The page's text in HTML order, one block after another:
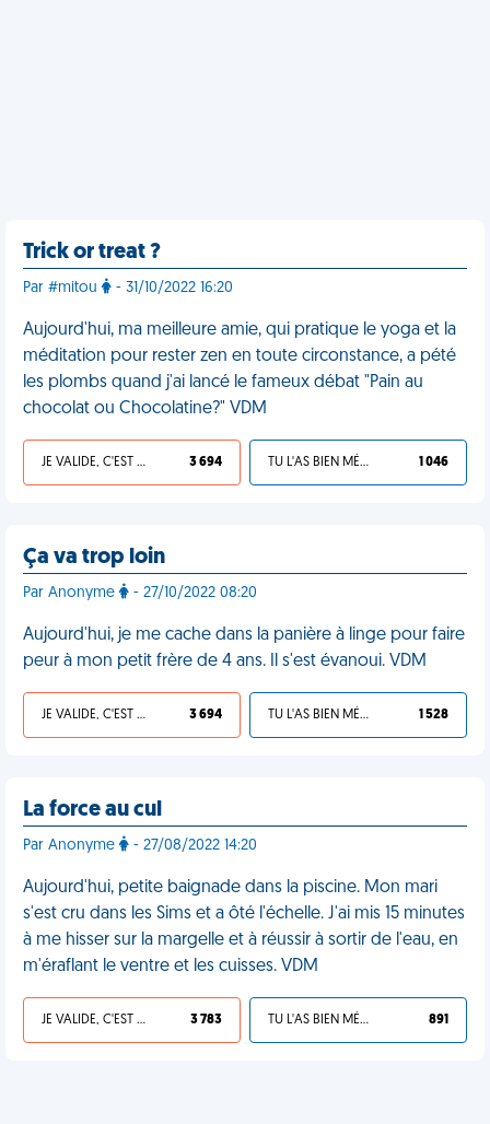
Trick or treat ?
Par #mitou - 31/10/2022 16:20
Aujourd'hui, ma meilleure amie, qui pratique le yoga et la
méditation pour rester zen en toute circonstance, a pété
les plombs quand j'ai lancé le fameux débat "Pain au
chocolat ou Chocolatine?" VDM
JE VALIDE, C'EST UNE VDM 3 694 TU L'AS BIEN MÉRITÉ 1 046
Ça va trop loin
Par Anonyme - 27/10/2022 08:20
Aujourd'hui, je me cache dans la panière à linge pour faire
peur à mon petit frère de 4 ans. Il s'est évanoui. VDM
JE VALIDE, C'EST UNE VDM 3 694 TU L'AS BIEN MÉRITÉ 1 528
La force au cul
Par Anonyme - 27/08/2022 14:20
Aujourd'hui, petite baignade dans la piscine. Mon mari
s'est cru dans les Sims et a ôté l'échelle. J'ai mis 15 minutes
à me hisser sur la margelle et à réussir à sortir de l'eau, en
m'éraflant le ventre et les cuisses. VDM
JE VALIDE, C'EST UNE VDM 3 783 TU L'AS BIEN MÉRITÉ 891